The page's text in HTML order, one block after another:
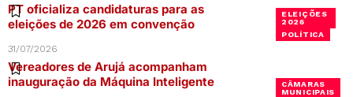
ELEIÇÕES
2026
POLÍTICA
PT oficializa candidaturas para as
eleições de 2026 em convenção
31/07/2026
CÂMARAS
MUNICIPAIS
Vereadores de Arujá acompanham
inauguração da Máquina Inteligente